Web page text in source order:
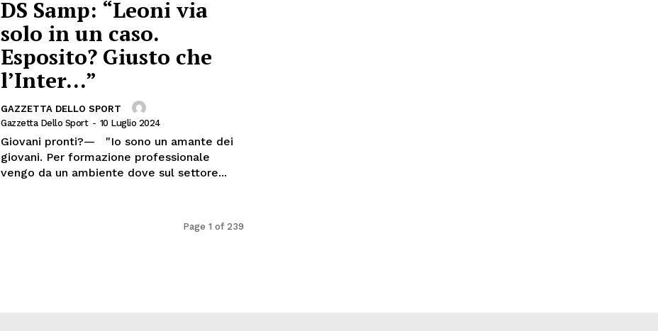
DS Samp: “Leoni via
solo in un caso.
Esposito? Giusto che
l’Inter…”
GAZZETTA DELLO SPORT
Gazzetta Dello Sport - 10 Luglio 2024
Giovani pronti?— "Io sono un amante dei
giovani. Per formazione professionale
vengo da un ambiente dove sul settore...
Page 1 of 239